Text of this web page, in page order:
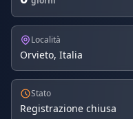
Località
Orvieto, Italia
Stato
Registrazione chiusa